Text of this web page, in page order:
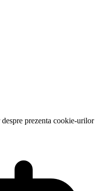
prezenta cookie-urilor